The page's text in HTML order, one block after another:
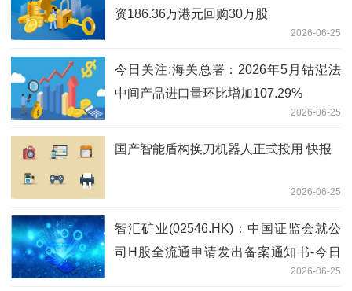
资186.36万港元回购30万股
2026-06-25
今日关注:海关总署：2026年5月钴湿法
中间产品进口量环比增加107.29%
2026-06-25
国产智能盾构换刀机器人正式投用 快报
2026-06-25
智汇矿业(02546.HK)：中国证监会就公
司H股全流通申请发出备案通知书-今日
2026-06-25